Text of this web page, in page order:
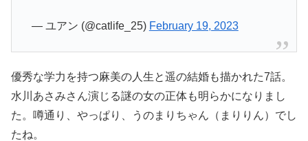
— ユアン (@catlife_25) February 19, 2023
優秀な学力を持つ麻美の人生と遥の結婚も描かれた7話。
水川あさみさん演じる謎の女の正体も明らかになりまし
た。噂通り、やっぱり、うのまりちゃん（まりりん）でし
たね。